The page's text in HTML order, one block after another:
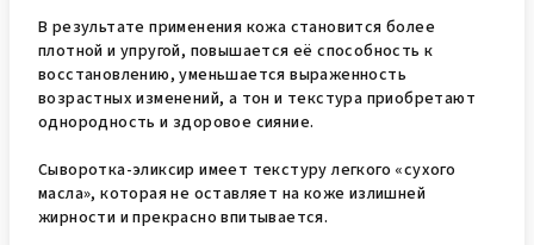
В результате применения кожа становится более
плотной и упругой, повышается её способность к
восстановлению, уменьшается выраженность
возрастных изменений, а тон и текстура приобретают
однородность и здоровое сияние.
Сыворотка-эликсир имеет текстуру легкого «сухого
масла», которая не оставляет на коже излишней
жирности и прекрасно впитывается.